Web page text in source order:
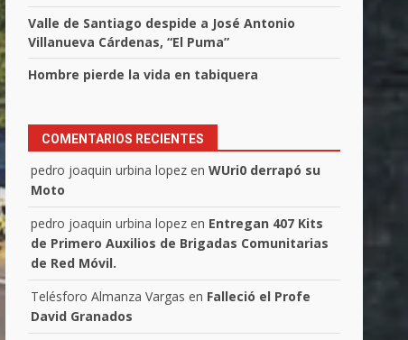
Valle de Santiago despide a José Antonio
Villanueva Cárdenas, “El Puma”
Hombre pierde la vida en tabiquera
COMENTARIOS RECIENTES
pedro joaquin urbina lopez enWUri0 derrapó su
Moto
pedro joaquin urbina lopez en Entregan 407 Kits
de Primero Auxilios de Brigadas Comunitarias
de Red Móvil.
Telésforo Almanza Vargas en Falleció el Profe
David Granados